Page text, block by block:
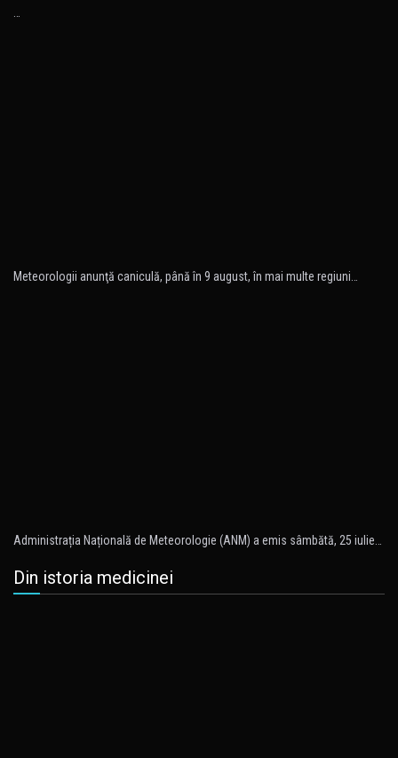
…
Meteorologii anunţă caniculă, până în 9 august, în mai multe regiuni…
Administrația Națională de Meteorologie (ANM) a emis sâmbătă, 25 iulie…
Din istoria medicinei